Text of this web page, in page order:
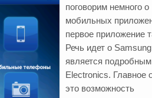
поговорим немного
мобильных
первое приложение
Речь идет о
является
Electronics. Главное
это возможность